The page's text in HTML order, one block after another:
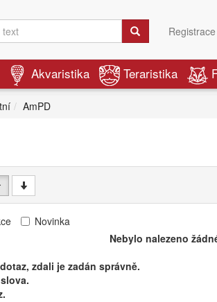
Registrace
Akvaristika Teraristika
AmPD
Novinka
Nebylo nalezeno
zdali je zadán správně.